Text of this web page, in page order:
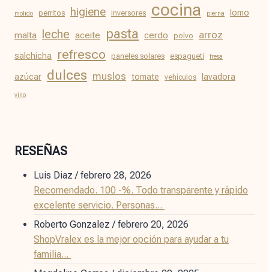
molido perritos higiene inversores cocina pierna lomo
malta leche aceite pasta cerdo polvo arroz
salchicha refresco paneles solares espagueti fresa
azúcar dulces muslos tomate vehículos lavadora
vino
RESEÑAS
Luis Diaz /febrero 28, 2026
Recomendado. 100 -%. Todo transparente y rápido
excelente servicio. Personas...
Roberto Gonzalez /febrero 20, 2026
ShopVralex es la mejor opción para ayudar a tu
familia...